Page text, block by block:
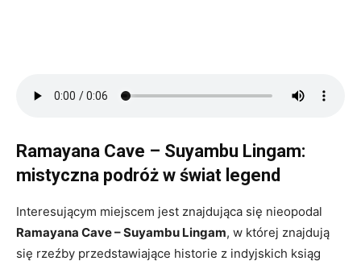
Ramayana Cave – Suyambu Lingam:
mistyczna podróż w świat legend
Interesującym miejscem jest znajdująca się nieopodal
Ramayana Cave – Suyambu Lingam, w której znajdują
się rzeźby przedstawiające historie z indyjskich ksiąg